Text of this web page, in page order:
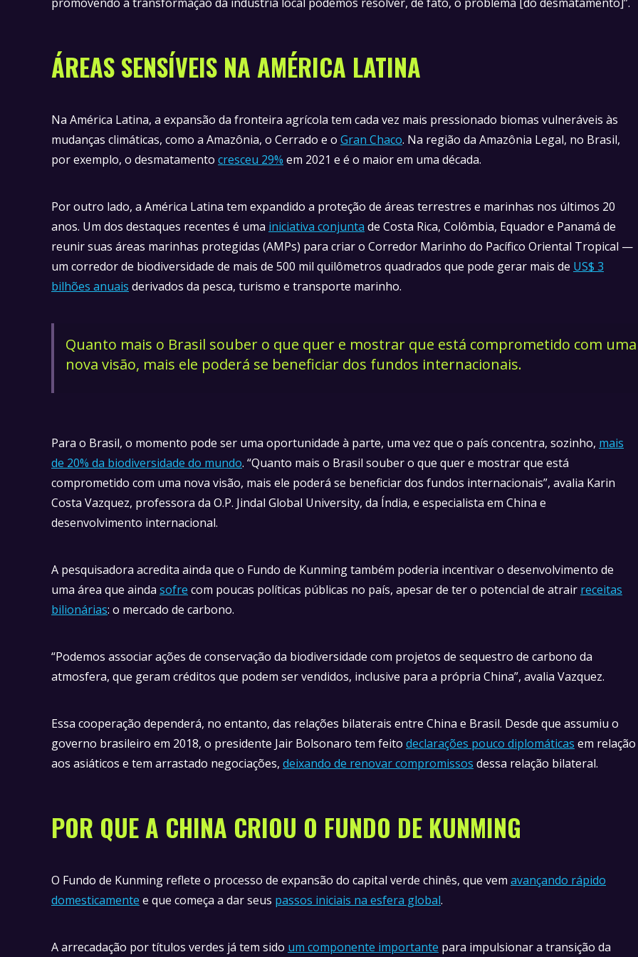
ÁREAS SENSÍVEIS NA AMÉRICA LATINA
Na América Latina, a expansão da fronteira agrícola tem cada vez mais pressionado biomas vulneráveis às
mudanças climáticas, como a Amazônia, o Cerrado e o Gran Chaco. Na região da Amazônia Legal, no Brasil,
por exemplo, o desmatamento cresceu 29% em 2021 e é o maior em uma década.
Por outro lado, a América Latina tem expandido a proteção de áreas terrestres e marinhas nos últimos 20
anos. Um dos destaques recentes é uma iniciativa conjunta de Costa Rica, Colômbia, Equador e Panamá de
reunir suas áreas marinhas protegidas (AMPs) para criar o Corredor Marinho do Pacífico Oriental Tropical —
um corredor de biodiversidade de mais de 500 mil quilômetros quadrados que pode gerar mais de US$ 3
bilhões anuais derivados da pesca, turismo e transporte marinho.
Quanto mais o Brasil souber o que quer e mostrar que está comprometido com uma
nova visão, mais ele poderá se beneficiar dos fundos internacionais.
Para o Brasil, o momento pode ser uma oportunidade à parte, uma vez que o país concentra, sozinho, mais
de 20% da biodiversidade do mundo. “Quanto mais o Brasil souber o que quer e mostrar que está
comprometido com uma nova visão, mais ele poderá se beneficiar dos fundos internacionais”, avalia Karin
Costa Vazquez, professora da O.P. Jindal Global University, da Índia, e especialista em China e
desenvolvimento internacional.
A pesquisadora acredita ainda que o Fundo de Kunming também poderia incentivar o desenvolvimento de
uma área que ainda sofre com poucas políticas públicas no país, apesar de ter o potencial de atrair receitas
bilionárias: o mercado de carbono.
“Podemos associar ações de conservação da biodiversidade com projetos de sequestro de carbono da
atmosfera, que geram créditos que podem ser vendidos, inclusive para a própria China”, avalia Vazquez.
Essa cooperação dependerá, no entanto, das relações bilaterais entre China e Brasil. Desde que assumiu o
governo brasileiro em 2018, o presidente Jair Bolsonaro tem feito declarações pouco diplomáticas em relação
aos asiáticos e tem arrastado negociações, deixando de renovar compromissos dessa relação bilateral.
POR QUE A CHINA CRIOU O FUNDO DE KUNMING
O Fundo de Kunming reflete o processo de expansão do capital verde chinês, que vem avançando rápido
domesticamente e que começa a dar seus passos iniciais na esfera global.
A arrecadação por títulos verdes já tem sido um componente importante para impulsionar a transição da